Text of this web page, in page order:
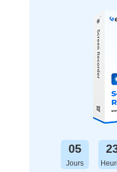
05
Jours